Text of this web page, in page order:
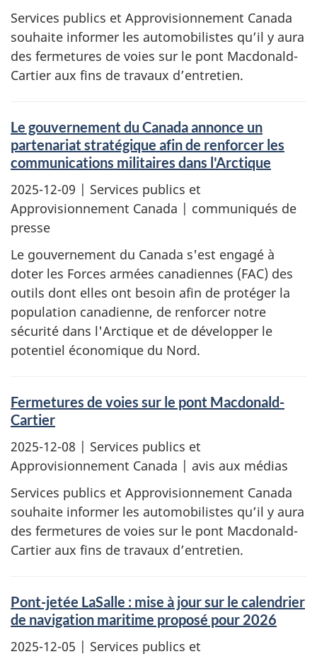
Services publics et Approvisionnement Canada
souhaite informer les automobilistes qu’il y aura
des fermetures de voies sur le pont Macdonald-
Cartier aux fins de travaux d’entretien.
Le gouvernement du Canada annonce un
partenariat stratégique afin de renforcer les
communications militaires dans l'Arctique
2025-12-09 | Services publics et
Approvisionnement Canada | communiqués de
presse
Le gouvernement du Canada s'est engagé à
doter les Forces armées canadiennes (FAC) des
outils dont elles ont besoin afin de protéger la
population canadienne, de renforcer notre
sécurité dans l'Arctique et de développer le
potentiel économique du Nord.
Fermetures de voies sur le pont Macdonald-
Cartier
2025-12-08 | Services publics et
Approvisionnement Canada | avis aux médias
Services publics et Approvisionnement Canada
souhaite informer les automobilistes qu’il y aura
des fermetures de voies sur le pont Macdonald-
Cartier aux fins de travaux d’entretien.
Pont-jetée LaSalle : mise à jour sur le calendrier
de navigation maritime proposé pour 2026
2025-12-05 | Services publics et